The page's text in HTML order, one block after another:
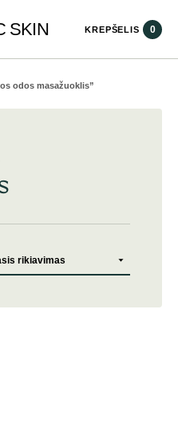
SKIN KREPŠELIS 0
odos masažuoklis”